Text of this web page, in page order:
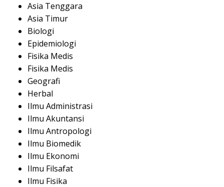
Asia Tenggara
Asia Timur
Biologi
Epidemiologi
Fisika Medis
Fisika Medis
Geografi
Herbal
Ilmu Administrasi
Ilmu Akuntansi
Ilmu Antropologi
Ilmu Biomedik
Ilmu Ekonomi
Ilmu Filsafat
Ilmu Fisika